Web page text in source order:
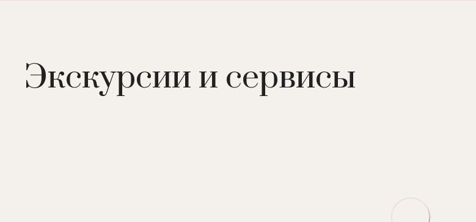
Экскурсии и сервисы